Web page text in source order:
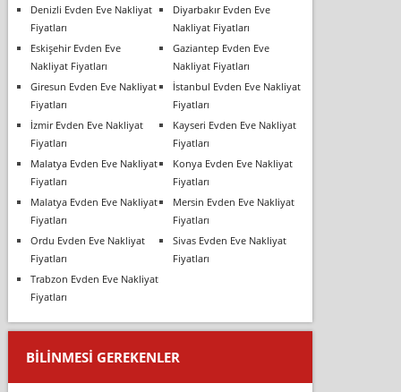
Denizli Evden Eve Nakliyat
Fiyatları
Diyarbakır Evden Eve
Nakliyat Fiyatları
Eskişehir Evden Eve
Nakliyat Fiyatları
Gaziantep Evden Eve
Nakliyat Fiyatları
Giresun Evden Eve Nakliyat
Fiyatları
İstanbul Evden Eve Nakliyat
Fiyatları
İzmir Evden Eve Nakliyat
Fiyatları
Kayseri Evden Eve Nakliyat
Fiyatları
Malatya Evden Eve Nakliyat
Fiyatları
Konya Evden Eve Nakliyat
Fiyatları
Malatya Evden Eve Nakliyat
Fiyatları
Mersin Evden Eve Nakliyat
Fiyatları
Ordu Evden Eve Nakliyat
Fiyatları
Sivas Evden Eve Nakliyat
Fiyatları
Trabzon Evden Eve Nakliyat
Fiyatları
BILINMESI GEREKENLER